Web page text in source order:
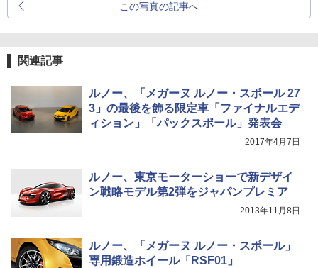
この写真の記事へ
関連記事
ルノー、「メガーヌ ルノー・スポール 27
3」の最後を飾る限定車「ファイナルエデ
ィション」「パックスポール」発表会
2017年4月7日
ルノー、東京モーターショーで新デザイ
ン戦略モデル第2弾をジャパンプレミア
2013年11月8日
ルノー、「メガーヌ ルノー・スポール」
専用鍛造ホイール「RSF01」